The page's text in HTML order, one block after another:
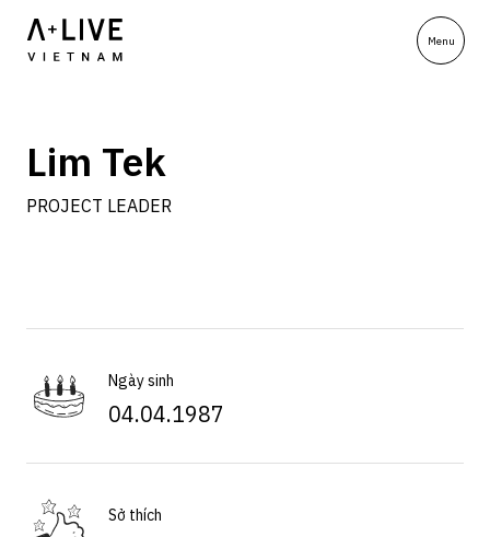
Ngày sinh
04.04.1987
Sở thích
Lim Tek
PROJECT LEADER